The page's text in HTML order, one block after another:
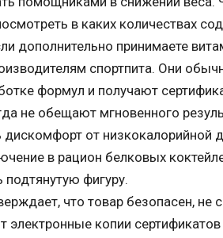
в каких количествах
дополнительно принимаете
спортпита. Они
формул и получают
не обещают мгновенного
от низкокалорийной
в рацион белковых
фигуру.
что товар безопасен, не
копии сертификатов